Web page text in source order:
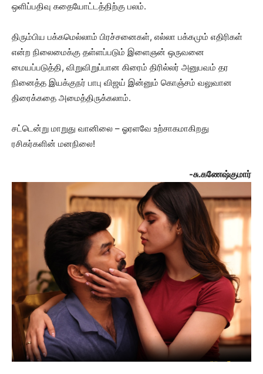
ஒளிப்பதிவு கதையோட்டத்திற்கு பலம்.
திரும்பிய பக்கமெல்லாம் பிரச்சனைகள், எல்லா பக்கமும் எதிரிகள்
என்ற நிலைமைக்கு தள்ளப்படும் இளைஞன் ஒருவனை
மையப்படுத்தி, விறுவிறுப்பான கிரைம் திரில்லர் அனுபவம் தர
நினைத்த இயக்குநர் பாபு விஜய் இன்னும் கொஞ்சம் வலுவான
திரைக்கதை அமைத்திருக்கலாம்.
சட்டென்று மாறுது வானிலை – ஓரளவே உற்சாகமாகிறது
ரசிகர்களின் மனநிலை!
-சு.கணேஷ்குமார்